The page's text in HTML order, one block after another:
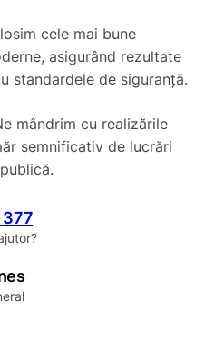
cele mai bune
asigurând rezultate
standardele de siguranță.
mândrim cu realizările
semnificativ de lucrări
377